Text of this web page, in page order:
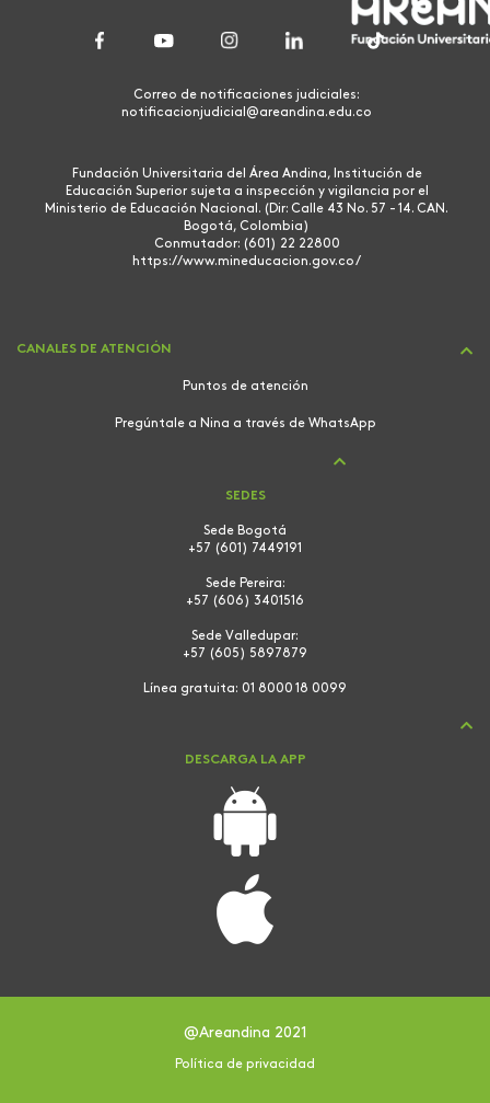
Correo de notificaciones judiciales:
notificacionjudicial@areandina.edu.co
Fundación Universitaria del Área Andina, Institución de
Educación Superior sujeta a inspección y vigilancia por el
Ministerio de Educación Nacional. (Dir: Calle 43 No. 57 - 14. CAN.
Bogotá, Colombia)
Conmutador: (601) 22 22800
https://www.mineducacion.gov.co/
CANALES DE ATENCIÓN
Puntos de atención
Pregúntale a Nina a través de WhatsApp
SEDES
Sede Bogotá
+57 (601) 7449191
Sede Pereira:
+57 (606) 3401516
Sede Valledupar:
+57 (605) 5897879
Línea gratuita: 01 8000 18 0099
DESCARGA LA APP
@Areandina 2021
Política de privacidad